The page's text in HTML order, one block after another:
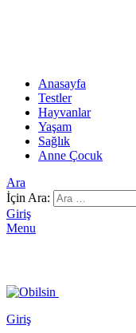
Anasayfa
Testler
Hayvanlar
Yaşam
Sağlık
Anne Çocuk
Ara
İçin Ara:
Giriş
Menu
Giriş